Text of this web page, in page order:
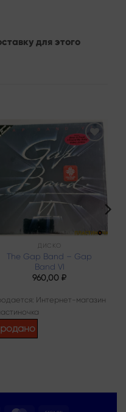
для этого
ДИСКО
The Gap Band – Gap
Band VI
960,00₽
Интернет-магазин